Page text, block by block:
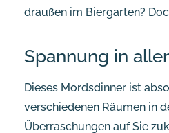
draußen im Biergarten?
Spannung in
Dieses Mordsdinner ist
verschiedenen Räumen in
Überraschungen auf Sie